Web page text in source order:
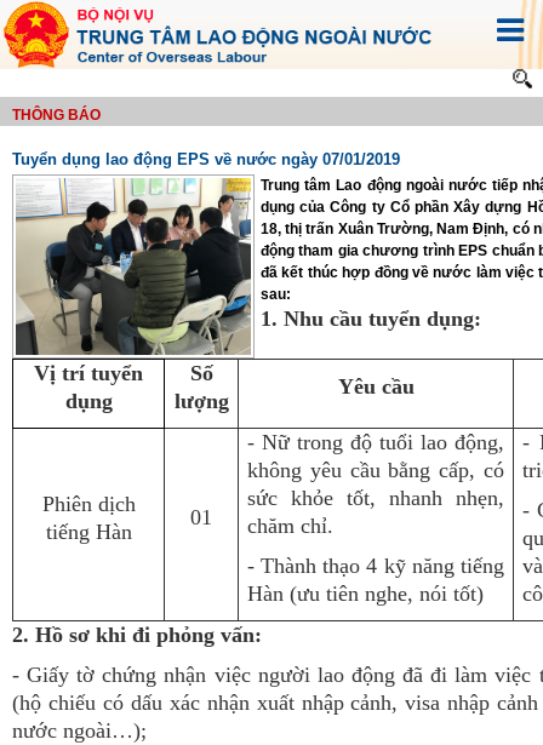
THÔNG BÁO
Tuyển dụng lao động EPS về nước ngày 07/01/2019
Trung tâm Lao động ngoài nước tiếp
dụng của Công ty Cổ phần Xây dựng
18, thị trấn Xuân Trường, Nam Định, có
động tham gia chương trình EPS chuẩn
đã kết thúc hợp đồng về nước làm việc
sau:
1. Nhu cầu tuyển dụng:
Vị trí tuyển
dụng
Số
lượng
Yêu cầu
Phiên dịch
tiếng Hàn
01
- Nữ trong độ tuổi lao động,
không yêu cầu bằng cấp, có
sức khỏe tốt, nhanh nhẹn,
chăm chỉ.
- Thành thạo 4 kỹ năng tiếng
Hàn (ưu tiên nghe, nói tốt)
-
-
2. Hồ sơ khi đi phỏng vấn:
- Giấy tờ chứng nhận việc người lao động đã đi làm việc
(hộ chiếu có dấu xác nhận xuất nhập cảnh, visa nhập
nước ngoài…);